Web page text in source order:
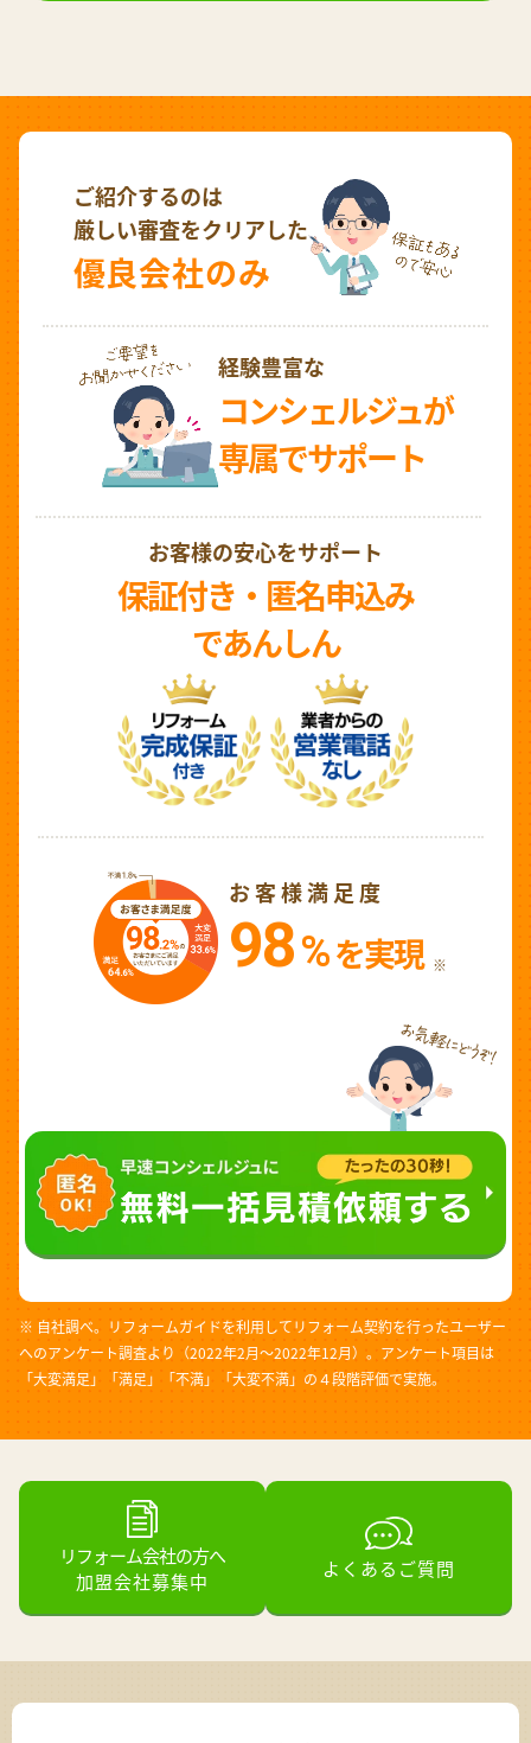
ご紹介するのは
厳しい審査をクリアした
優良会社のみ
経験豊富な
コンシェルジュが
専属でサポート
お客様の安心をサポート
保証付き・匿名申込み
であんしん
お客様満足度
98%を実現 ※
※ 自社調べ。リフォームガイドを利用してリフォーム契約を行ったユーザー
へのアンケート調査より（2022年2月～2022年12月）。アンケート項目は
「大変満足」「満足」「不満」「大変不満」の４段階評価で実施。
リフォーム会社の方へ
加盟会社募集中
よくあるご質問